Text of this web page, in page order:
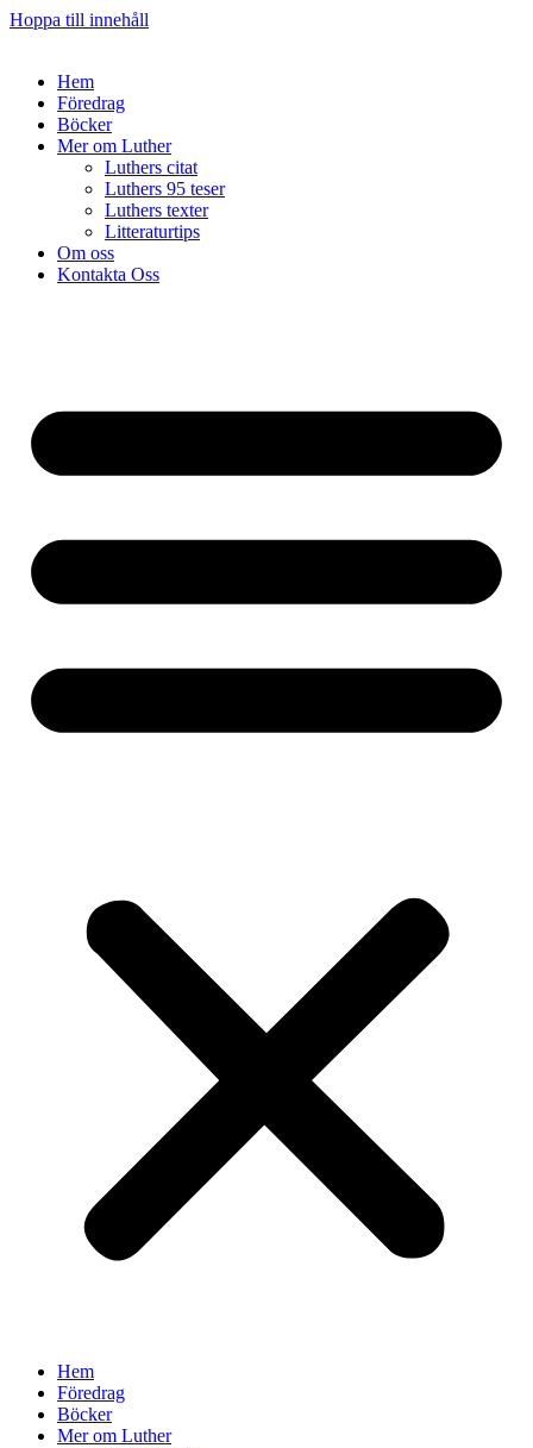
Hoppa till innehåll
Hem
Föredrag
Böcker
Mer om Luther
Luthers citat
Luthers 95 teser
Luthers texter
Litteraturtips
Om oss
Kontakta Oss
Hem
Föredrag
Böcker
Mer om Luther